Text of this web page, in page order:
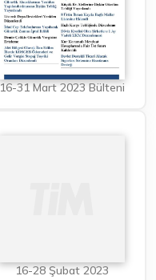
16-31 Mart 2023 Bülteni
16-28 Şubat 2023